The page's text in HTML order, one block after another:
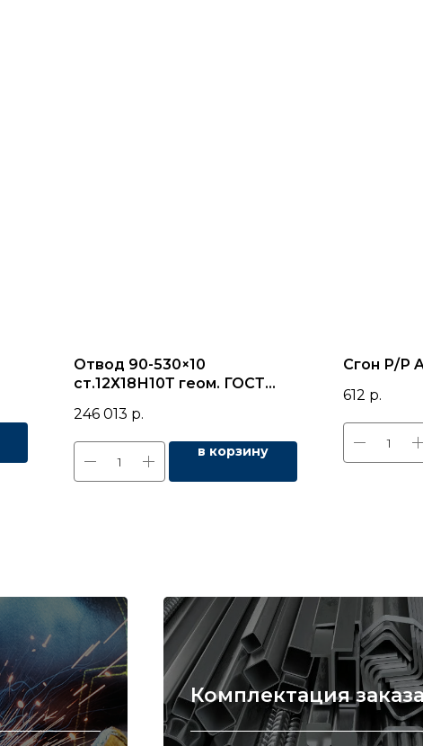
Отвод 90-530×10
ст.12Х18Н10Т геом. ГОСТ
246 013 р.
в корзину
Cгон Р/Р
612 р.
Комплектация